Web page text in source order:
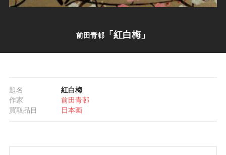
前田青邨 「紅白梅」
題名
紅白梅
作家
前田青邨
買取品目
日本画